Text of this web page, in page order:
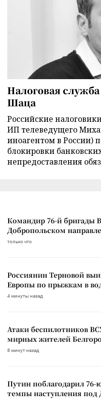
Налоговая
Шаца
Российские
ИП телеведущего
иноагентом в России)
блокировки
непредоставления
Командир 76-й бригады
Добропольском
только что
Россиянин Терновой
Европы по прыжкам в
4 минуты назад
Атаки беспилотников
мирных жителей
8 минут назад
Путин поблагодарил
темпы наступления под